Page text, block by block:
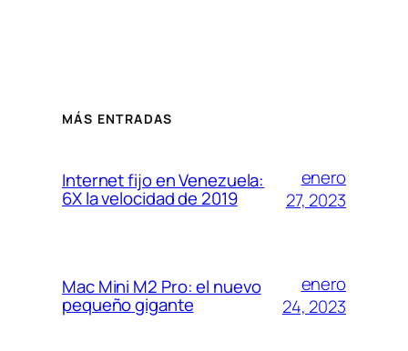
MÁS ENTRADAS
Internet fijo en Venezuela:
6X la velocidad de 2019
enero
27, 2023
Mac Mini M2 Pro: el nuevo
pequeño gigante
enero
24, 2023